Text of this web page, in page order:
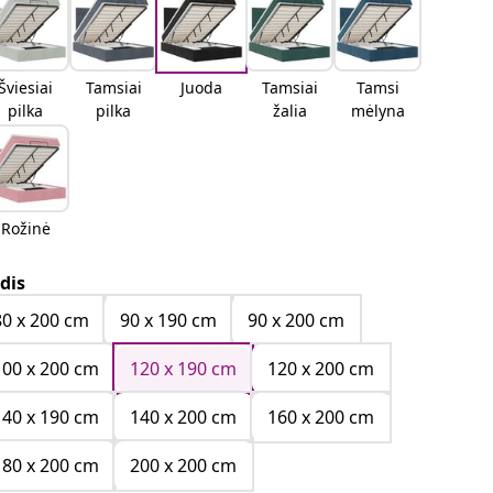
pilka
Tamsiai
pilka
Juoda
Tamsiai
žalia
Tamsi
mėlyna
Rožinė
x 200 cm
90 x 190 cm
90 x 200 cm
x 200 cm
120 x 190 cm
120 x 200 cm
x 190 cm
140 x 200 cm
160 x 200 cm
x 200 cm
200 x 200 cm